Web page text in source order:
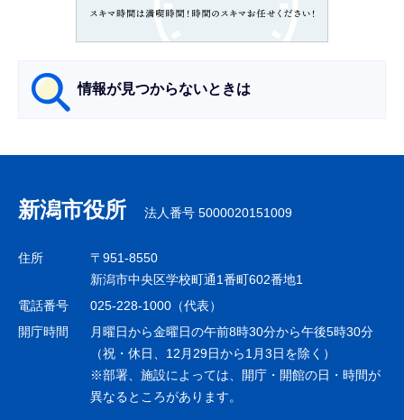
情報が見つからないときは
ナ
ビ
ゲ
シ
ョ
新潟市役所 法人番号 5000020151009
住所
〒951-8550
新潟市中央区学校町通1番町602番地1
電話番号
025-228-1000（代表）
開庁時間
月曜日から金曜日の午前8時30分から午後5時30分
（祝・休日、12月29日から1月3日を除く）
※部署、施設によっては、開庁・開館の日・時間が
異なるところがあります。